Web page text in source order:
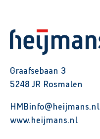
Graafsebaan 3
5248 JR Rosmalen
HMBinfo@heijmans.nl
www.heijmans.nl